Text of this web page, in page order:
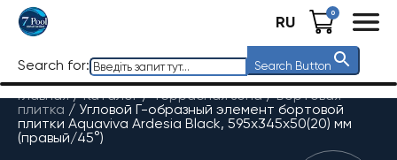
RU 0
Search for: Search Button
Главная / Каталог/Террасная зона/Бортовая
плитка / Угловой Г-образный элемент бортовой
плитки Aquaviva Ardesia Black, 595x345x50(20) мм
(правый/45°)